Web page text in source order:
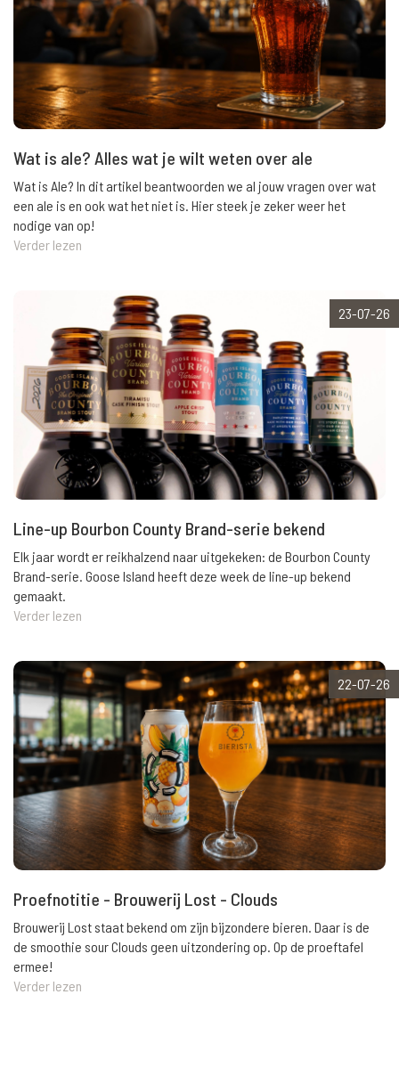
Wat is ale? Alles wat je wilt weten over ale
Wat is Ale? In dit artikel beantwoorden we al jouw vragen over wat
een ale is en ook wat het niet is. Hier steek je zeker weer het
nodige van op!
Verder lezen
23-07-26
Line-up Bourbon County Brand-serie bekend
Elk jaar wordt er reikhalzend naar uitgekeken: de Bourbon County
Brand-serie. Goose Island heeft deze week de line-up bekend
gemaakt.
Verder lezen
22-07-26
Proefnotitie - Brouwerij Lost - Clouds
Brouwerij Lost staat bekend om zijn bijzondere bieren. Daar is de
de smoothie sour Clouds geen uitzondering op. Op de proeftafel
ermee!
Verder lezen